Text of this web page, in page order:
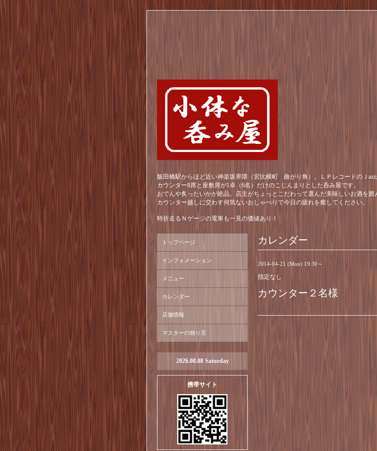
飯田橋駅からほど近い神楽坂界隈（宮比横町 曲がり角）。ＬＰレコードのＪazz
カウンター8席と座敷席が1卓（6名）だけのこじんまりとした呑み屋です。
おでんや炙ったいかが絶品。店主がちょっとこだわって選んだ美味しいお酒を囲
カウンター越しに交わす何気ないおしゃべりで今日の疲れを癒してください。
時折走るＮゲージの電車も一見の価値あり！
カレンダー
2014-04-21 (Mon) 19:30～
指定なし
カウンター２名様
トップページ
インフォメーション
メニュー
カレンダー
店舗情報
マスターの独り言
2026.08.08 Saturday
携帯サイト